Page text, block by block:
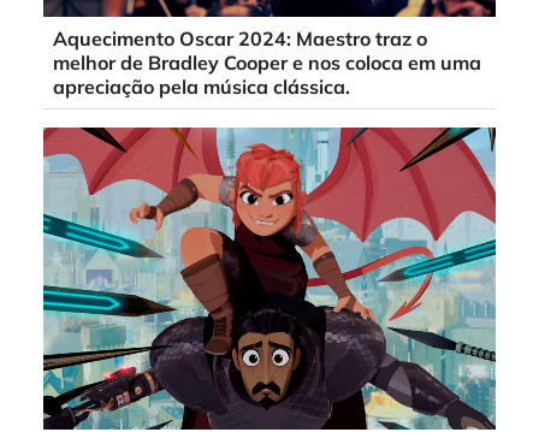
Aquecimento Oscar 2024: Maestro traz o
melhor de Bradley Cooper e nos coloca em uma
apreciação pela música clássica.